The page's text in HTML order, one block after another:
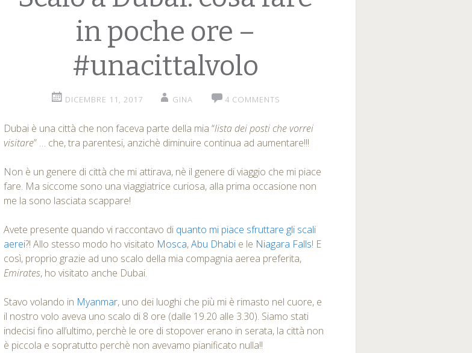
in poche ore –
#unacittalvolo
DICEMBRE 11, 2017 GINA 4 COMMENTS
Dubai è una città che non faceva parte della mia “lista dei posti che vorrei
visitare” … che, tra parentesi, anzichè diminuire continua ad aumentare!!!
Non è un genere di città che mi attirava, nè il genere di viaggio che mi piace
fare. Ma siccome sono una viaggiatrice curiosa, alla prima occasione non
me la sono lasciata scappare!
Avete presente quando vi raccontavo di quanto mi piace sfruttare gli scali
aerei?! Allo stesso modo ho visitato Mosca,Abu Dhabi e le Niagara Falls! E
così, proprio grazie ad uno scalo della mia compagnia aerea preferita,
Emirates, ho visitato anche Dubai.
Stavo volando in Myanmar, uno dei luoghi che più mi è rimasto nel cuore, e
il nostro volo aveva uno scalo di 8 ore (dalle 19.20 alle 3.30). Siamo stati
indecisi fino all’ultimo, perchè le ore di stopover erano in serata, la città non
è piccola e sopratutto perchè non avevamo pianificato nulla!!